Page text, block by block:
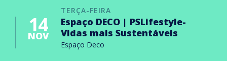
TERÇA-FEIRA
14
NOV
Espaço DECO | PSLifestyle-
Vidas mais Sustentáveis
Espaço Deco